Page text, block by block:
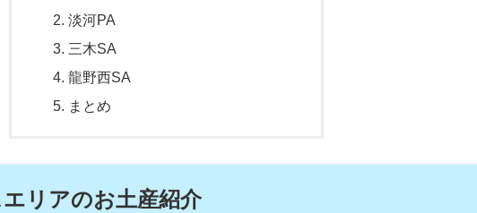
淡河PA
三木SA
龍野西SA
まとめ
リアのお土産紹介